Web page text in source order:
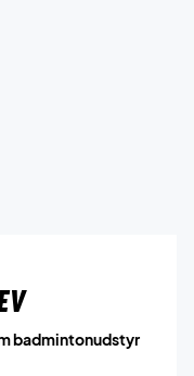
badmintonudstyr